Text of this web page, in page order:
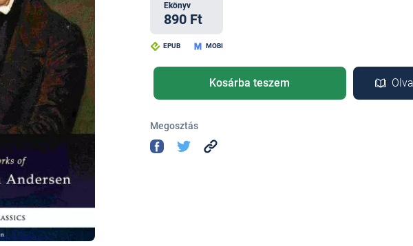
Ekönyv
890 Ft
EPUB MOBI
Kosárba teszem
Megosztás